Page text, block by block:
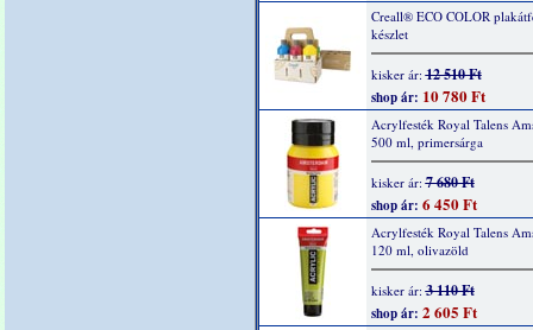
Creall® ECO COLOR
készlet
kisker ár:12 510 Ft
shop ár: 10 780 Ft
Acrylfesték Royal Talens
500 ml, primersárga
kisker ár:7 680 Ft
shop ár: 6 450 Ft
Acrylfesték Royal Talens
120 ml, olivazöld
kisker ár:3 110 Ft
shop ár: 2 605 Ft